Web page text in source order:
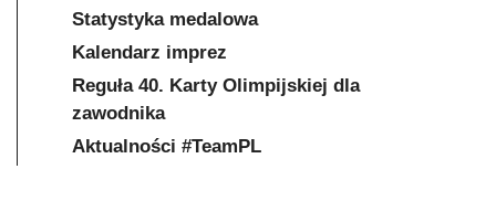
Statystyka medalowa
Kalendarz imprez
Reguła 40. Karty Olimpijskiej dla
zawodnika
Aktualności #TeamPL